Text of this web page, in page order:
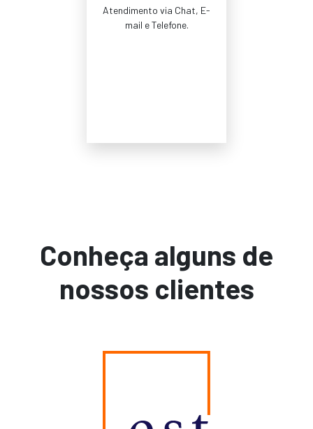
Atendimento via Chat, E-
mail e Telefone.
Conheça alguns de
nossos clientes